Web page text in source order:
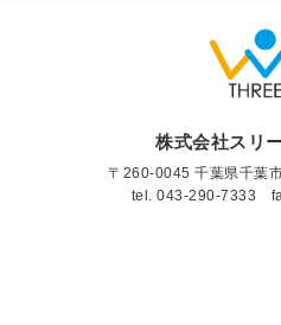
株式会社スリ
〒260-0045 千葉県千葉
tel.043-290-7333